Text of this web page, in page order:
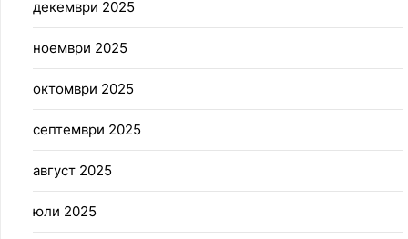
декември 2025
ноември 2025
октомври 2025
септември 2025
август 2025
юли 2025